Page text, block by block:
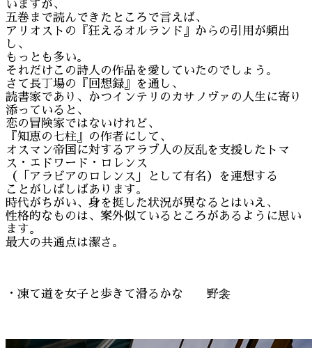
いますが、
五巻まで読んできたところで言えば、
アリオストの『狂えるオルランド』からの引用が頻出
し、
もっとも多い。
それだけこの詩人の作品を愛していたのでしょう。
さて長丁場の『回想録』を通し、
読書家であり、かつインテリのカサノヴァの人生に寄り
添っていると、
恋の冒険家ではないけれど、
『知恵の七柱』の作者にして、
オスマン帝国に対するアラブ人の反乱を支援したトマ
ス・エドワード・ロレンス
（「アラビアのロレンス」として有名）を連想する
ことがしばしばあります。
時代がちがい、身を挺した状況が異なるとはいえ、
性格的なものは、案外似ているところがあるように思い
ます。
最大の共通点は潔さ。
・凍て道を女子と歩きて滑るかな 野衾